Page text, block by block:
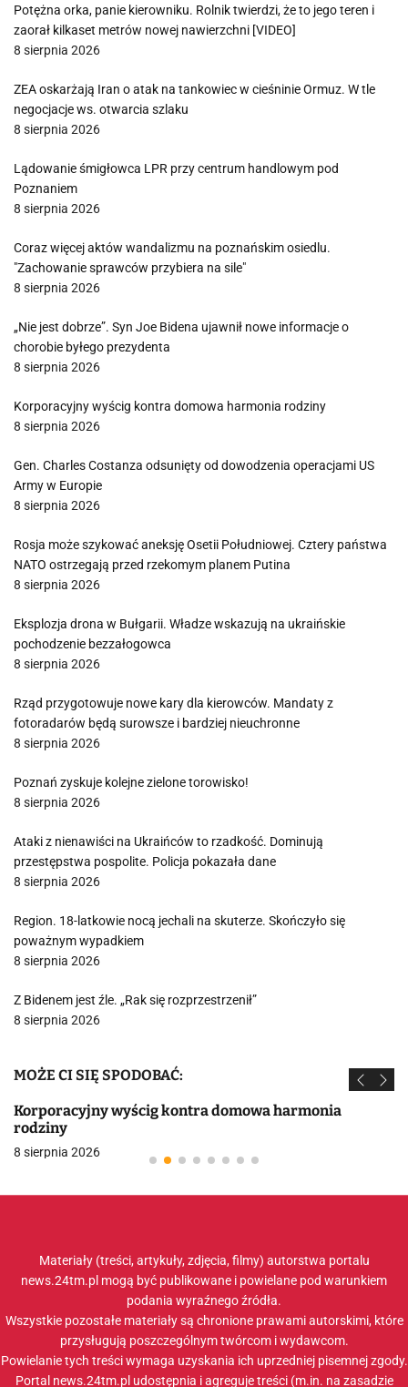
Potężna orka, panie kierowniku. Rolnik twierdzi, że to jego teren i
zaorał kilkaset metrów nowej nawierzchni [VIDEO]
8 sierpnia 2026
ZEA oskarżają Iran o atak na tankowiec w cieśninie Ormuz. W tle
negocjacje ws. otwarcia szlaku
8 sierpnia 2026
Lądowanie śmigłowca LPR przy centrum handlowym pod
Poznaniem
8 sierpnia 2026
Coraz więcej aktów wandalizmu na poznańskim osiedlu.
"Zachowanie sprawców przybiera na sile"
8 sierpnia 2026
„Nie jest dobrze”. Syn Joe Bidena ujawnił nowe informacje o
chorobie byłego prezydenta
8 sierpnia 2026
Korporacyjny wyścig kontra domowa harmonia rodziny
8 sierpnia 2026
Gen. Charles Costanza odsunięty od dowodzenia operacjami US
Army w Europie
8 sierpnia 2026
Rosja może szykować aneksję Osetii Południowej. Cztery państwa
NATO ostrzegają przed rzekomym planem Putina
8 sierpnia 2026
Eksplozja drona w Bułgarii. Władze wskazują na ukraińskie
pochodzenie bezzałogowca
8 sierpnia 2026
Rząd przygotowuje nowe kary dla kierowców. Mandaty z
fotoradarów będą surowsze i bardziej nieuchronne
8 sierpnia 2026
Poznań zyskuje kolejne zielone torowisko!
8 sierpnia 2026
Ataki z nienawiści na Ukraińców to rzadkość. Dominują
przestępstwa pospolite. Policja pokazała dane
8 sierpnia 2026
Region. 18-latkowie nocą jechali na skuterze. Skończyło się
poważnym wypadkiem
8 sierpnia 2026
Z Bidenem jest źle. „Rak się rozprzestrzenił”
8 sierpnia 2026
MOŻE CI SIĘ SPODOBAĆ:
Korporacyjny wyścig kontra domowa harmonia
rodziny
8 sierpnia 2026
Materiały (treści, artykuły, zdjęcia, filmy) autorstwa portalu
news.24tm.pl mogą być publikowane i powielane pod warunkiem
podania wyraźnego źródła.
Wszystkie pozostałe materiały są chronione prawami autorskimi, które
przysługują poszczególnym twórcom i wydawcom.
Powielanie tych treści wymaga uzyskania ich uprzedniej pisemnej zgody.
Portal news.24tm.pl udostępnia i agreguje treści (m.in. na zasadzie